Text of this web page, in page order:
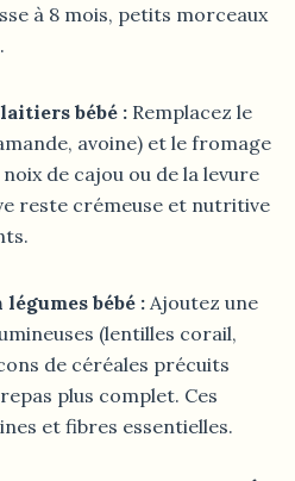
à 8 mois, petits morceaux
bébé : Remplacez le
avoine) et le fromage
de cajou ou de la levure
reste crémeuse et nutritive
bébé : Ajoutez une
(lentilles corail,
de céréales précuits
plus complet. Ces
et fibres essentielles.